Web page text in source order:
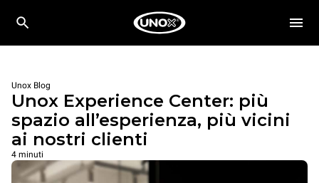
Unox Blog
Unox Experience Center: più
spazio all’esperienza, più vicini
ai nostri clienti
4 minuti